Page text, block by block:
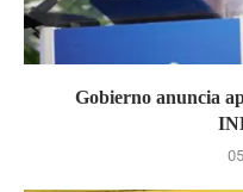
Gobierno anuncia